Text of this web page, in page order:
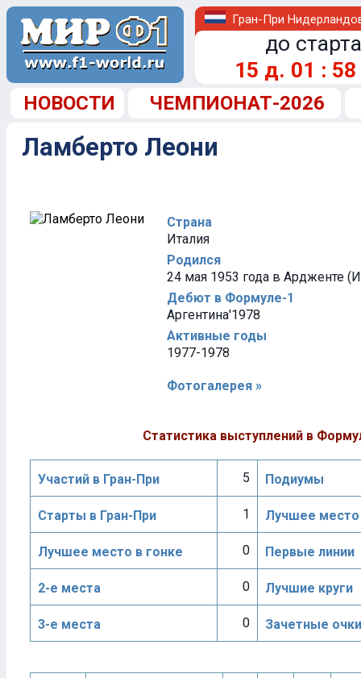
Гран-При
до
15 д. 01 : 58
НОВОСТИ ЧЕМПИОНАТ-2026
Ламберто Леони
Страна
Италия
Родился
24 мая 1953 года в Ардженте
Дебют в Формуле-1
Аргентина'1978
Активные годы
1977-1978
Фотогалерея »
Статистика выступлений в
Участий в Гран-При 5 Подиумы
Старты в Гран-При 1 Лучшее место
Лучшее место в гонке 0 Первые линии
2-е места 0 Лучшие круги
3-е места 0 Зачетные очки